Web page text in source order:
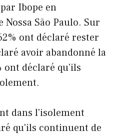
Ibope en
Nossa São Paulo. Sur
ont déclaré rester
avoir abandonné la
ont déclaré qu'ils
dans l'isolement
qu'ils continuent de